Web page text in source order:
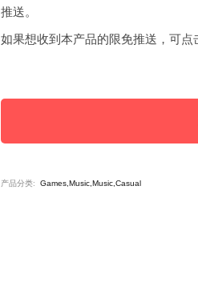
推送。
如果想收到本产品的限免推送，可点
产品分类: Games,Music,Music,Casual